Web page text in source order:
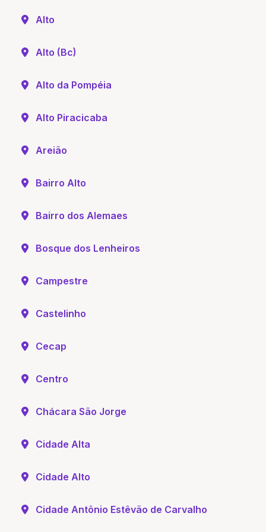
Alto
Alto (Bc)
Alto da Pompéia
Alto Piracicaba
Areião
Bairro Alto
Bairro dos Alemaes
Bosque dos Lenheiros
Campestre
Castelinho
Cecap
Centro
Chácara São Jorge
Cidade Alta
Cidade Alto
Cidade Antônio Estêvão de Carvalho